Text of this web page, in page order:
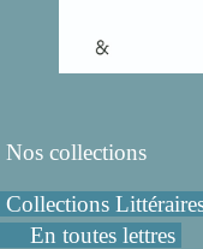
Nos collections
Collections
En toutes lettres